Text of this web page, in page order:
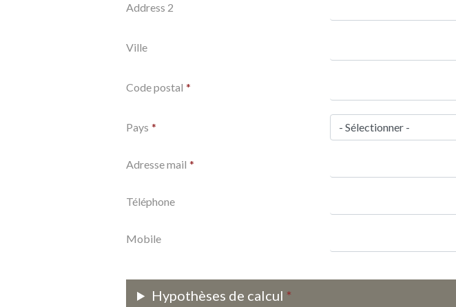
Address 2
Ville
Code postal
Pays
Adresse mail
Téléphone
Mobile
Hypothèses de calcul